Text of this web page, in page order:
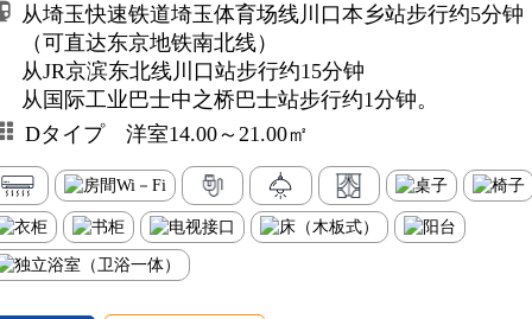
从埼玉快速铁道埼玉体育场线川口本乡站步行约5分钟
（可直达东京地铁南北线）
从JR京滨东北线川口站步行约15分钟
从国际工业巴士中之桥巴士站步行约1分钟。
Dタイプ 洋室14.00～21.00㎡